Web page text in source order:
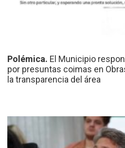
Polémica. El Municipio
por presuntas coimas en
la transparencia del área